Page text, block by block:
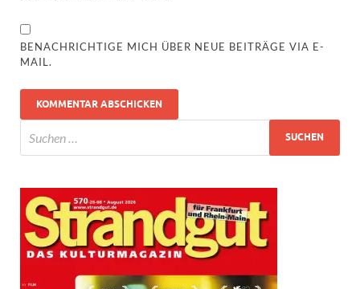
BENACHRICHTIGE MICH ÜBER NEUE BEITRÄGE VIA E-
MAIL.